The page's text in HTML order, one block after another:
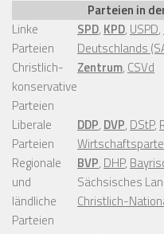
Parteien in
Linke
Parteien
SPD, KPD, USPD,
Deutschlands
Christlich-
konservative
Parteien
Zentrum, CSVd
Liberale
Parteien
DDP, DVP, DStP,
Regionale
und
ländliche
Parteien
BVP, DHP,
Sächsisches
Christlich-